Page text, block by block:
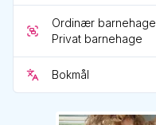
Ordinær barnehage
Privat barnehage
Bokmål